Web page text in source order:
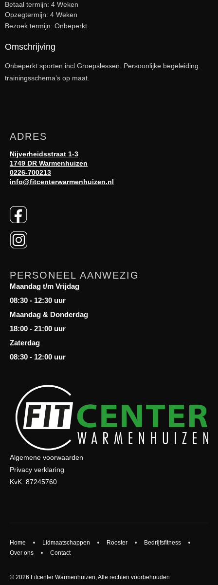
Betaal termijn: 4 Weken
Opzegtermijn: 4 Weken
Bezoek termijn: Onbeperkt
Omschrijving
Onbeperkt sporten incl Groepslessen. Persoonlijke begeleiding.
trainingsschema’s op maat.
ADRES
Nijverheidsstraat 1-3
1749 DR Warmenhuizen
0226-700213
info@fitcenterwarmenhuizen.nl
PERSONEEL AANWEZIG
Maandag t/m Vrijdag
08:30 - 12:30 uur
Maandag & Donderdag
18:00 - 21:00 uur
Zaterdag
08:30 - 12:00 uur
Algemene voorwaarden
Privacy verklaring
KvK: 87245760
© 2026 Fitcenter Warmenhuizen, Alle rechten voorbehouden
Home Lidmaatschappen Rooster
Bedrijfsfitness
Over ons
Contact